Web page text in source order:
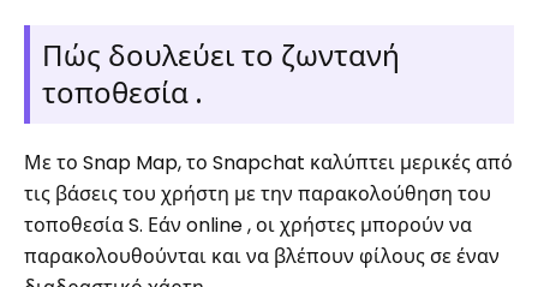
Πώς δουλεύει το ζωντανή
τοποθεσία .
Με το Snap Map, το Snapchat καλύπτει μερικές από
τις βάσεις του χρήστη με την παρακολούθηση του
τοποθεσία S. Εάν online , οι χρήστες μπορούν να
παρακολουθούνται και να βλέπουν φίλους σε έναν